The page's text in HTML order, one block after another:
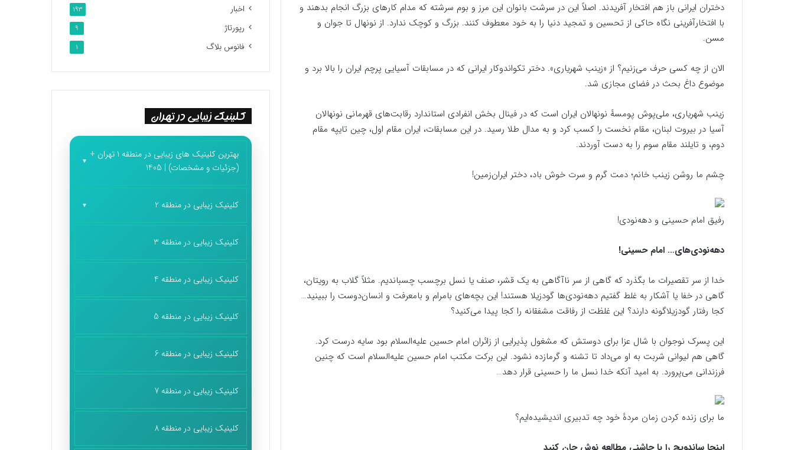
دختران ایرانی باز هم افتخار آفریدند. اصلاً این در سرشت بانوان این مرز و بوم سرشته که مدام کارهای بزرگ انجام بدهند و
با افتخارآفرینی نگاه حاکی از تحسین و تمجید دنیا را به خود معطوف کنند. بزرگ و کوچک ندارد. از نونهال تا جوان و
مسن.
الان از چه کسی حرف می‌زنیم؟ از «زینب شهریاری». دختر تکواندوکار ایرانی که در مسابقات آسیایی پرچم ایران را بالا برد و
موضوع داغ بحث در فضای مجازی شد.
زینب شهریاری، ملی‌پوش پومسهٔ نونهالان ایران است که در فینال بخش انفرادی استاندارد رقابت‌های قهرمانی نونهالان
آسیا در بیروت لبنان، مقام نخست را کسب کرد و به مدال طلا رسید. در این مسابقات، ایران مقام اول، چین تایپه مقام
دوم، و تایلند مقام سوم را به دست آوردند.
چشم ما روشن زینب خانم؛ دمت گرم و سرت خوش باد، دختر ایران‌زمین!
رفیق امام حسینی و دهه‌نودی!
دهه‌نودی‌های… امام حسینی!
خدا از سر تقصیرات ما بگذرد که گاهی از سر ناآگاهی به یک قشر، صنف یا نسل برچسب چسباندیم. مثلاً گلاب به رویتان،
گاهی در خفا یا آشکار به غلط گفتیم دهه‌نودی‌ها گودزیلا هستند! این بچه‌های بامرام و بامعرفت و انسان‌دوست را ببینید…
کجا رفتار گودزیلاگونه دارند؟ این غلظت از رفاقت مشفقانه را کجا پیدا می‌کنید؟
این پسرک نوجوان با شال عزا برای دوستش که مشغول پذیرایی از زائران امام حسین علیه‌السلام بود سایه درست کرد.
گاهی هم لیوانی شربت به او می‌داد تا تشنه و گرمازده نشود. این برکت مکتب امام حسین علیه‌السلام است که چنین
فرزندانی می‌پرورد. به امید آنکه خدا نسل ما را حسینی قرار دهد…
ما برای زنده کردن زمان مردهٔ خود چه تدبیری اندیشیده‌ایم؟
اخبار 193
رپورتاژ 9
فانوس بلاگ 1
کلینیک زیبایی در تهران
بهترین کلینیک های زیبایی در منطقه 1 تهران +
(جزئیات و مشخصات) | 1405
کلینیک زیبایی در منطقه 2
کلینیک زیبایی در منطقه 3
کلینیک زیبایی در منطقه 4
کلینیک زیبایی در منطقه 5
کلینیک زیبایی در منطقه 6
کلینیک زیبایی در منطقه 7
کلینیک زیبایی در منطقه 8